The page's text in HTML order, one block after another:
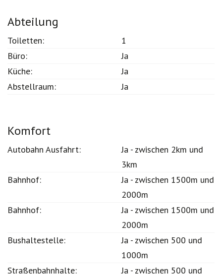
Abteilung
Toiletten:
1
Büro:
Ja
Küche:
Ja
Abstellraum:
Ja
Komfort
Autobahn Ausfahrt:
Ja - zwischen 2km und
3km
Bahnhof:
Ja - zwischen 1500m und
2000m
Bahnhof:
Ja - zwischen 1500m und
2000m
Bushaltestelle:
Ja - zwischen 500 und
1000m
Straßenbahnhalte:
Ja - zwischen 500 und